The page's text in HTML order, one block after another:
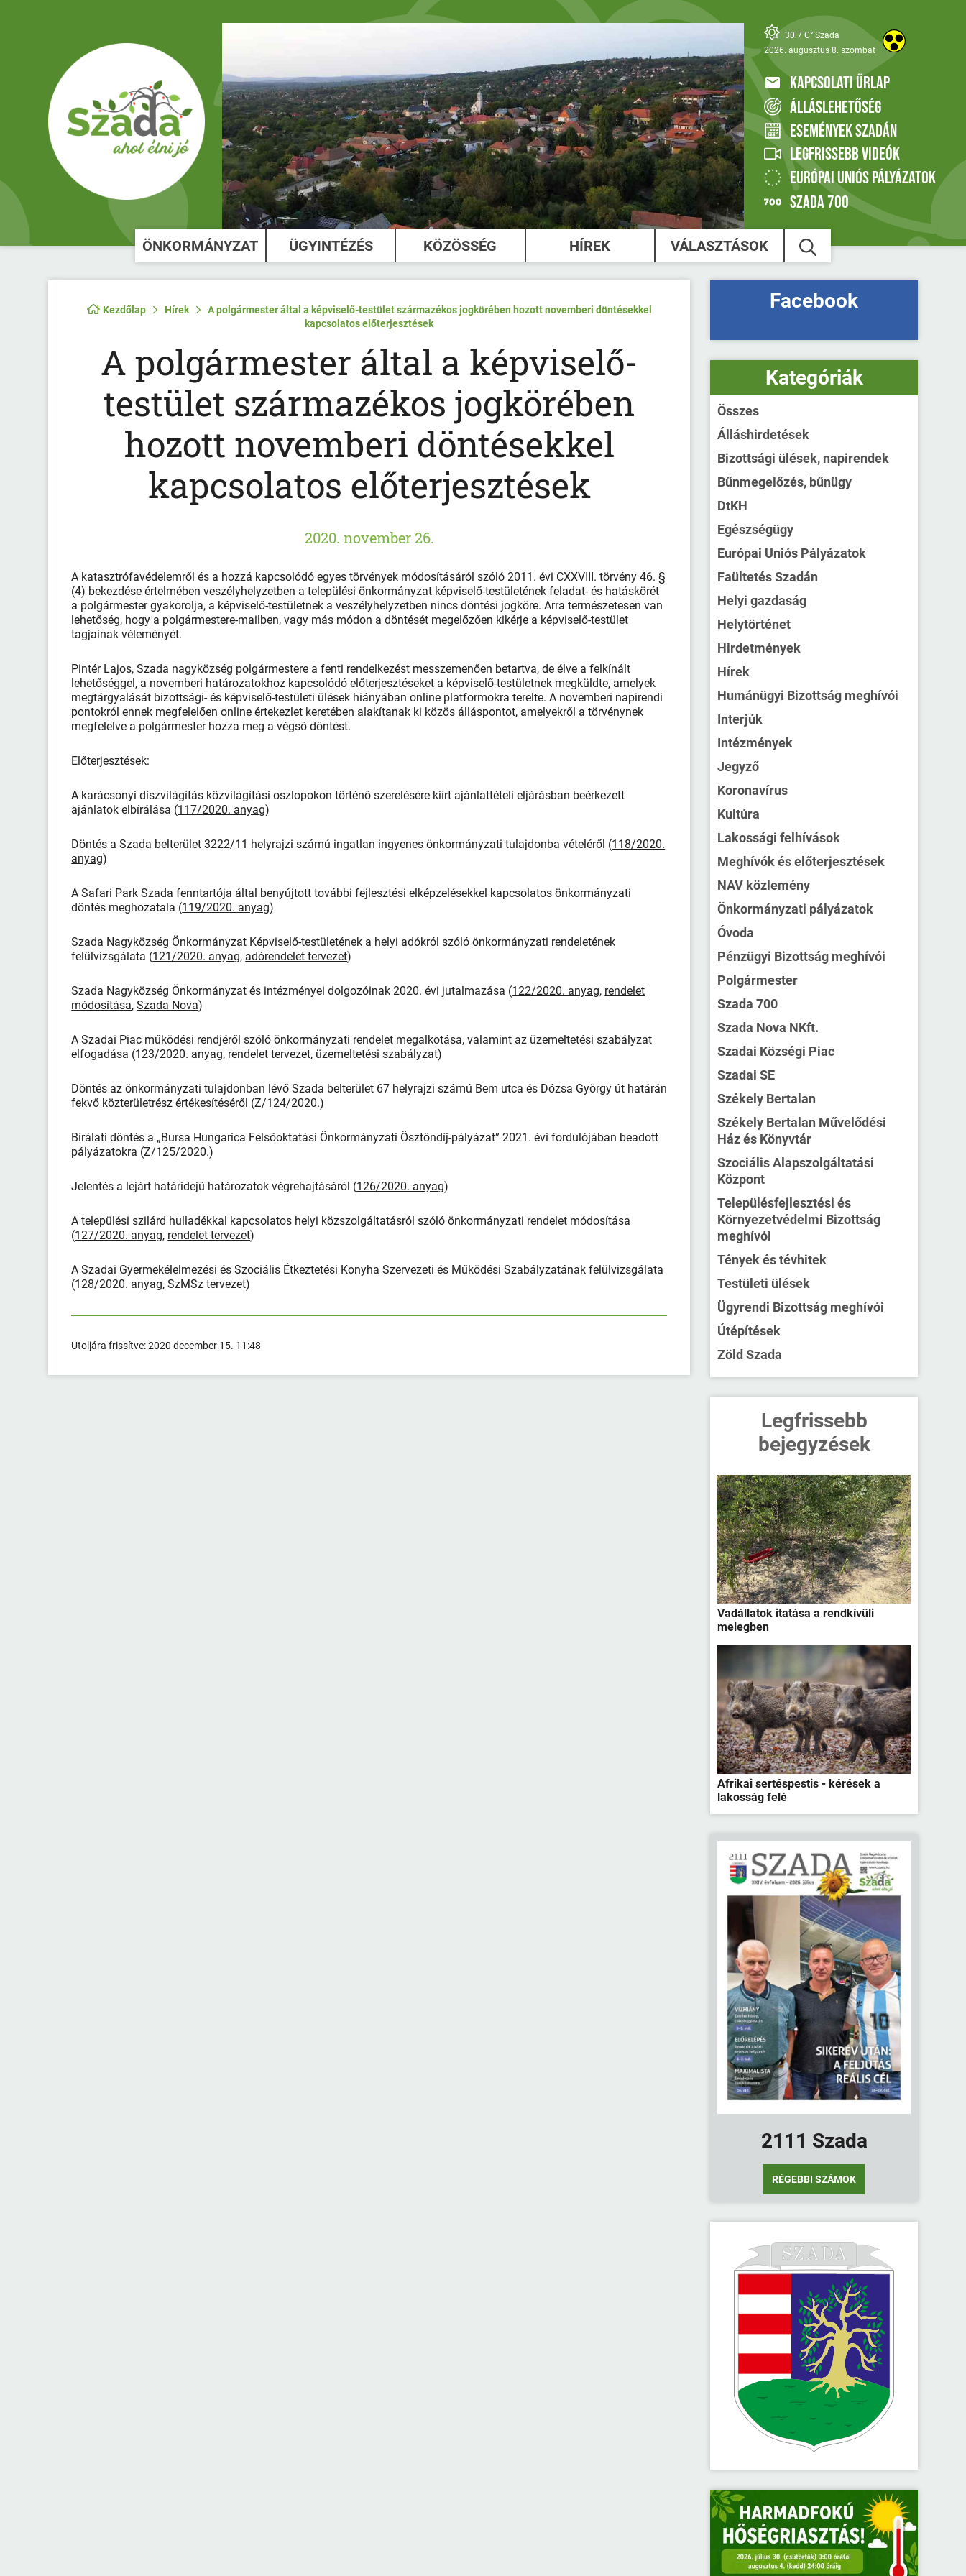
30.7 C° Szada
2026. augusztus 8. szombat
KAPCSOLATI ŰRLAP
ÁLLÁSLEHETŐSÉG
ESEMÉNYEK SZADÁN
LEGFRISSEBB VIDEÓK
EURÓPAI UNIÓS PÁLYÁZATOK
SZADA 700
ÖNKORMÁNYZAT ÜGYINTÉZÉS KÖZÖSSÉG HÍREK VÁLASZTÁSOK
Kezdőlap Hírek
A polgármester által a képviselő-testület származékos jogkörében hozott novemberi döntésekkel
kapcsolatos előterjesztések
A polgármester által a képviselő-
testület származékos jogkörében
hozott novemberi döntésekkel
kapcsolatos előterjesztések
2020. november 26.
A katasztrófavédelemről és a hozzá kapcsolódó egyes törvények módosításáról szóló 2011. évi CXXVIII. törvény 46. §
(4) bekezdése értelmében veszélyhelyzetben a települési önkormányzat képviselő-testületének feladat- és hatáskörét
a polgármester gyakorolja, a képviselő-testületnek a veszélyhelyzetben nincs döntési jogköre. Arra természetesen van
lehetőség, hogy a polgármestere-mailben, vagy más módon a döntését megelőzően kikérje a képviselő-testület
tagjainak véleményét.
Pintér Lajos, Szada nagyközség polgármestere a fenti rendelkezést messzemenően betartva, de élve a felkínált
lehetőséggel, a novemberi határozatokhoz kapcsolódó előterjesztéseket a képviselő-testületnek megküldte, amelyek
megtárgyalását bizottsági- és képviselő-testületi ülések hiányában online platformokra terelte. A novemberi napirendi
pontokról ennek megfelelően online értekezlet keretében alakítanak ki közös álláspontot, amelyekről a törvénynek
megfelelve a polgármester hozza meg a végső döntést.
Előterjesztések:
A karácsonyi díszvilágítás közvilágítási oszlopokon történő szerelésére kiírt ajánlattételi eljárásban beérkezett
ajánlatok elbírálása (117/2020. anyag)
Döntés a Szada belterület 3222/11 helyrajzi számú ingatlan ingyenes önkormányzati tulajdonba vételéről (118/2020.
anyag)
A Safari Park Szada fenntartója által benyújtott további fejlesztési elképzelésekkel kapcsolatos önkormányzati
döntés meghozatala (119/2020. anyag)
Szada Nagyközség Önkormányzat Képviselő-testületének a helyi adókról szóló önkormányzati rendeletének
felülvizsgálata (121/2020. anyag, adórendelet tervezet)
Szada Nagyközség Önkormányzat és intézményei dolgozóinak 2020. évi jutalmazása (122/2020. anyag, rendelet
módosítása,Szada Nova)
A Szadai Piac működési rendjéről szóló önkormányzati rendelet megalkotása, valamint az üzemeltetési szabályzat
elfogadása (123/2020. anyag, rendelet tervezet, üzemeltetési szabályzat)
Döntés az önkormányzati tulajdonban lévő Szada belterület 67 helyrajzi számú Bem utca és Dózsa György út határán
fekvő közterületrész értékesítéséről (Z/124/2020.)
Bírálati döntés a „Bursa Hungarica Felsőoktatási Önkormányzati Ösztöndíj-pályázat” 2021. évi fordulójában beadott
pályázatokra (Z/125/2020.)
Jelentés a lejárt határidejű határozatok végrehajtásáról (126/2020. anyag)
A települési szilárd hulladékkal kapcsolatos helyi közszolgáltatásról szóló önkormányzati rendelet módosítása
(127/2020. anyag, rendelet tervezet)
A Szadai Gyermekélelmezési és Szociális Étkeztetési Konyha Szervezeti és Működési Szabályzatának felülvizsgálata
(128/2020. anyag, SzMSz tervezet)
Utoljára frissítve:2020 december 15. 11:48
Facebook
Kategóriák
Összes
Álláshirdetések
Bizottsági ülések, napirendek
Bűnmegelőzés, bűnügy
DtKH
Egészségügy
Európai Uniós Pályázatok
Faültetés Szadán
Helyi gazdaság
Helytörténet
Hirdetmények
Hírek
Humánügyi Bizottság meghívói
Interjúk
Intézmények
Jegyző
Koronavírus
Kultúra
Lakossági felhívások
Meghívók és előterjesztések
NAV közlemény
Önkormányzati pályázatok
Óvoda
Pénzügyi Bizottság meghívói
Polgármester
Szada 700
Szada Nova NKft.
Szadai Községi Piac
Szadai SE
Székely Bertalan
Székely Bertalan Művelődési
Ház és Könyvtár
Szociális Alapszolgáltatási
Központ
Településfejlesztési és
Környezetvédelmi Bizottság
meghívói
Tények és tévhitek
Testületi ülések
Ügyrendi Bizottság meghívói
Útépítések
Zöld Szada
Legfrissebb
bejegyzések
Vadállatok itatása a rendkívüli
melegben
Afrikai sertéspestis - kérések a
lakosság felé
2111 Szada
RÉGEBBI SZÁMOK